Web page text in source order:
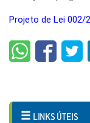
Projeto de Lei 002/
LINKS ÚTEIS